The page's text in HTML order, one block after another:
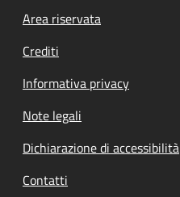
Footer menu
Area riservata
Crediti
Informativa privacy
Note legali
Dichiarazione di accessibilità
Contatti